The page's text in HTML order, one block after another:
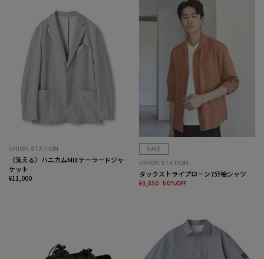
UNION STATION
〈洗える〉ハニカムMIXテーラードジャ
ケット
¥11,000
SALE
UNION STATION
タックストライプローン7分袖シャツ
¥3,850 50%OFF